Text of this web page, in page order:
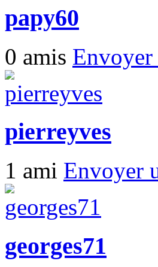
papy60
0 amis Envoyer
pierreyves
1 ami Envoyer
georges71